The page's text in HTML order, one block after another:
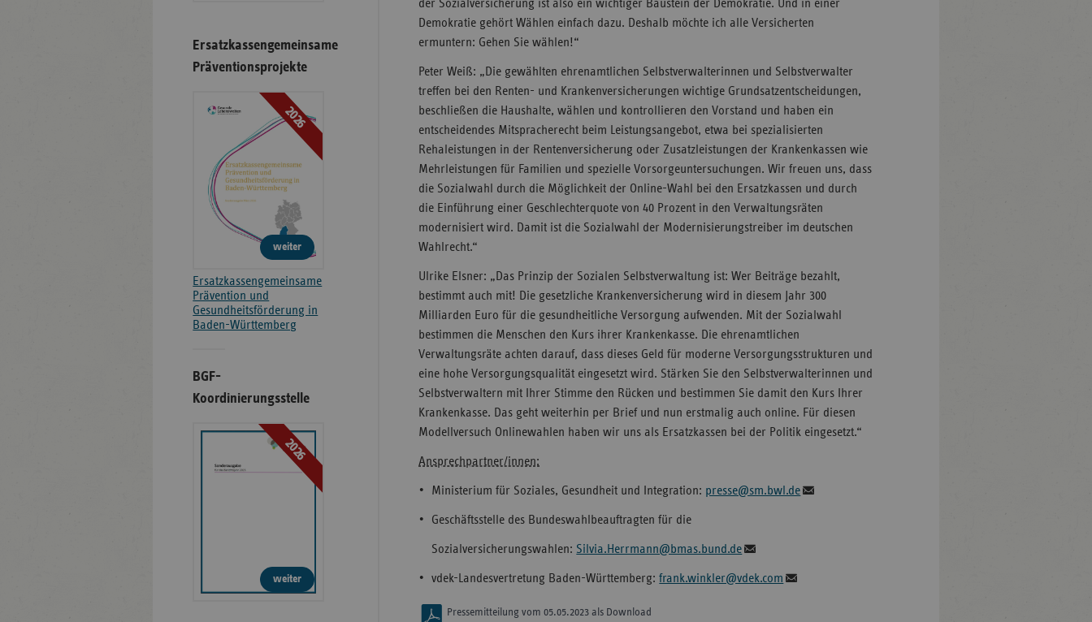
der Sozialversicherung ist also ein wichtiger Baustein der Demokratie. Und in einer
Demokratie gehört Wählen einfach dazu. Deshalb möchte ich alle Versicherten
ermuntern: Gehen Sie wählen!“
Peter Weiß: „Die gewählten ehrenamtlichen Selbstverwalterinnen und Selbstverwalter
treffen bei den Renten- und Krankenversicherungen wichtige Grundsatzentscheidungen,
beschließen die Haushalte, wählen und kontrollieren den Vorstand und haben ein
entscheidendes Mitspracherecht beim Leistungsangebot, etwa bei spezialisierten
Rehaleistungen in der Rentenversicherung oder Zusatzleistungen der Krankenkassen wie
Mehrleistungen für Familien und spezielle Vorsorgeuntersuchungen. Wir freuen uns, dass
die Sozialwahl durch die Möglichkeit der Online-Wahl bei den Ersatzkassen und durch
die Einführung einer Geschlechterquote von 40 Prozent in den Verwaltungsräten
modernisiert wird. Damit ist die Sozialwahl der Modernisierungstreiber im deutschen
Wahlrecht.“
Ulrike Elsner: „Das Prinzip der Sozialen Selbstverwaltung ist: Wer Beiträge bezahlt,
bestimmt auch mit! Die gesetzliche Krankenversicherung wird in diesem Jahr 300
Milliarden Euro für die gesundheitliche Versorgung aufwenden. Mit der Sozialwahl
bestimmen die Menschen den Kurs ihrer Krankenkasse. Die ehrenamtlichen
Verwaltungsräte achten darauf, dass dieses Geld für moderne Versorgungsstrukturen und
eine hohe Versorgungsqualität eingesetzt wird. Stärken Sie den Selbstverwalterinnen und
Selbstverwaltern mit Ihrer Stimme den Rücken und bestimmen Sie damit den Kurs Ihrer
Krankenkasse. Das geht weiterhin per Brief und nun erstmalig auch online. Für diesen
Modellversuch Onlinewahlen haben wir uns als Ersatzkassen bei der Politik eingesetzt.“
Ansprechpartner/innen:
∙ Ministerium für Soziales, Gesundheit und Integration: presse@sm.bwl.de
∙ Geschäftsstelle des Bundeswahlbeauftragten für die
Sozialversicherungswahlen: Silvia.Herrmann@bmas.bund.de
∙ vdek-Landesvertretung Baden-Württemberg:frank.winkler@vdek.com
Pressemitteilung vom 05.05.2023 als Download
Ersatzkassengemeinsame
Präventionsprojekte
2026
weiter
Ersatzkassengemeinsame
Prävention und
Gesundheitsförderung in
Baden-Württemberg
BGF-
Koordinierungsstelle
2026
weiter